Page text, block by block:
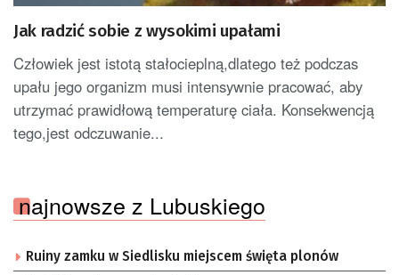
Jak radzić sobie z wysokimi upałami
Człowiek jest istotą stałocieplną,dlatego też podczas
upału jego organizm musi intensywnie pracować, aby
utrzymać prawidłową temperaturę ciała. Konsekwencją
tego,jest odczuwanie...
najnowsze z Lubuskiego
Ruiny zamku w Siedlisku miejscem święta plonów